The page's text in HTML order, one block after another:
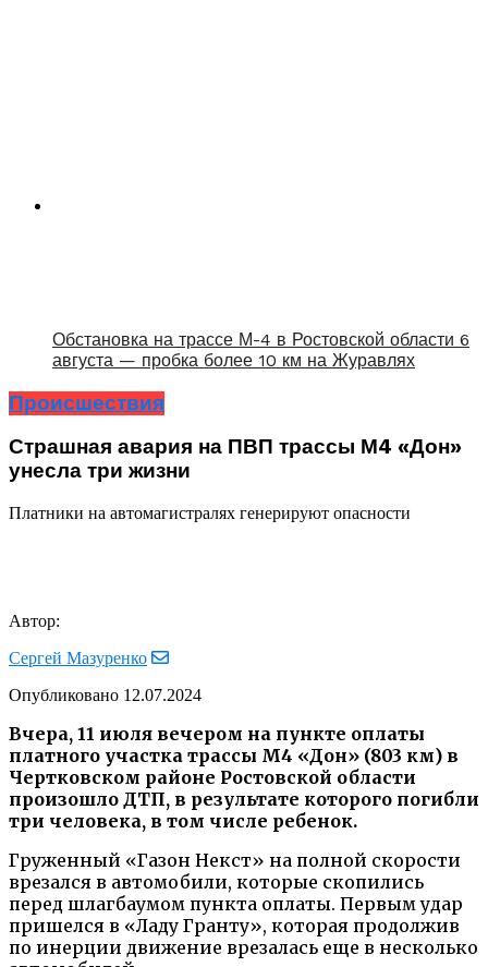
Обстановка на трассе М-4 в Ростовской области 6
августа — пробка более 10 км на Журавлях
Происшествия
Страшная авария на ПВП трассы М4 «Дон»
унесла три жизни
Платники на автомагистралях генерируют опасности
Автор:
Сергей Мазуренко
Опубликовано 12.07.2024
Вчера, 11 июля вечером на пункте оплаты
платного участка трассы М4 «Дон» (803 км) в
Чертковском районе Ростовской области
произошло ДТП, в результате которого погибли
три человека, в том числе ребенок.
Груженный «Газон Некст» на полной скорости
врезался в автомобили, которые скопились
перед шлагбаумом пункта оплаты. Первым удар
пришелся в «Ладу Гранту», которая продолжив
по инерции движение врезалась еще в несколько